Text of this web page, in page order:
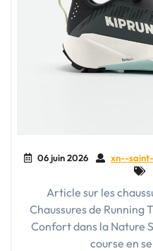
06 juin 2026 xn--
Article sur les
Chaussures de Running
Confort dans la Nature
course en